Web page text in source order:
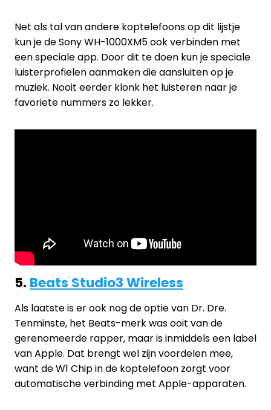
Net als tal van andere koptelefoons op dit lijstje
kun je de Sony WH-1000XM5 ook verbinden met
een speciale app. Door dit te doen kun je speciale
luisterprofielen aanmaken die aansluiten op je
muziek. Nooit eerder klonk het luisteren naar je
favoriete nummers zo lekker.
5. Beats Studio3 Wireless
Als laatste is er ook nog de optie van Dr. Dre.
Tenminste, het Beats-merk was ooit van de
gerenomeerde rapper, maar is inmiddels een label
van Apple. Dat brengt wel zijn voordelen mee,
want de W1 Chip in de koptelefoon zorgt voor
automatische verbinding met Apple-apparaten.